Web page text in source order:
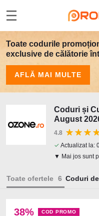
Toate codurile
exclusive de călătorie
AFLĂ MAI MULTE
Coduri și
August
4.8
✓ Actualizat la:
▼ Mai jos sunt
Toate ofertele Coduri
38% COD PROMO